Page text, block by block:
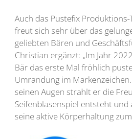
Auch das Pustefix
freut sich sehr über das
geliebten Bären und
Christian ergänzt: „Im Jahr
Bär das erste Mal fröhlich
Umrandung im
seinen Augen strahlt er die
Seifenblasenspiel entsteht
seine aktive Körperhaltung